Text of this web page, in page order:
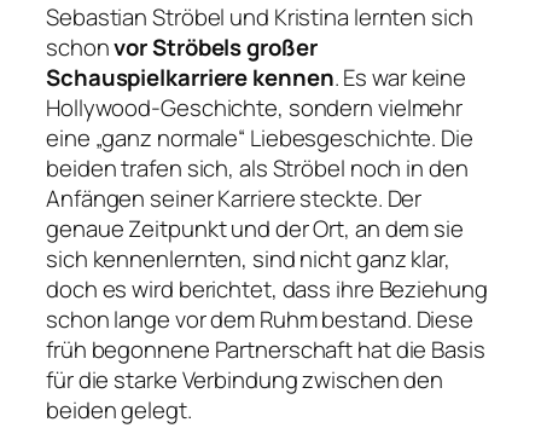
Sebastian Ströbel und Kristina lernten sich
schonvor Ströbels großer
Schauspielkarriere kennen. Es war keine
Hollywood-Geschichte, sondern vielmehr
eine „ganz normale“ Liebesgeschichte. Die
beiden trafen sich, als Ströbel noch in den
Anfängen seiner Karriere steckte. Der
genaue Zeitpunkt und der Ort, an dem sie
sich kennenlernten, sind nicht ganz klar,
doch es wird berichtet, dass ihre Beziehung
schon lange vor dem Ruhm bestand. Diese
früh begonnene Partnerschaft hat die Basis
für die starke Verbindung zwischen den
beiden gelegt.